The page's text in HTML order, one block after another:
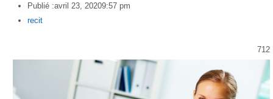
Publié :avril 23, 20209:57 pm
Author
recit
712